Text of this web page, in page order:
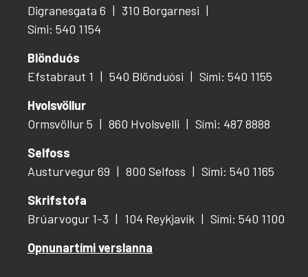
Digranesgata 6
310 Borgarnesi
Sími: 540 1154
Blönduós
Efstabraut 1
540 Blönduósi
Sími: 540 1155
Hvolsvöllur
Ormsvöllur 5
860 Hvolsvelli
Sími: 487 8888
Selfoss
Austurvegur 69
800 Selfoss
Sími: 540 1165
Skrifstofa
Brúarvogur 1-3
104 Reykjavík
Sími: 540 1100
Opnunartími verslanna